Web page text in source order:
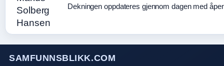
Dekningen oppdateres gjennom dagen med
SAMFUNNSBLIKK.COM